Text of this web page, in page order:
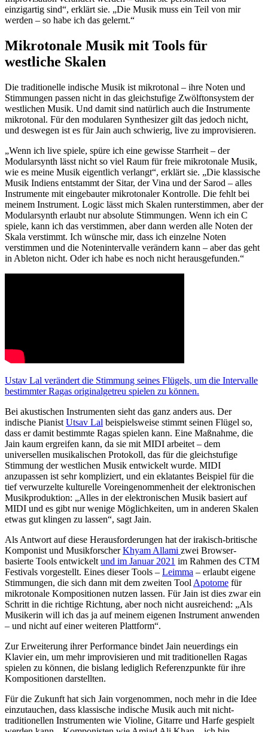
einzigartig sind“, erklärt sie. „Die Musik muss ein Teil von mir
werden – so habe ich das gelernt.“
Mikrotonale Musik mit Tools für
westliche Skalen
Die traditionelle indische Musik ist mikrotonal – ihre Noten und
Stimmungen passen nicht in das gleichstufige Zwölftonsystem der
westlichen Musik. Und damit sind natürlich auch die Instrumente
mikrotonal. Für den modularen Synthesizer gilt das jedoch nicht,
und deswegen ist es für Jain auch schwierig, live zu improvisieren.
„Wenn ich live spiele, spüre ich eine gewisse Starrheit – der
Modularsynth lässt nicht so viel Raum für freie mikrotonale Musik,
wie es meine Musik eigentlich verlangt“, erklärt sie. „Die klassische
Musik Indiens entstammt der Sitar, der Vina und der Sarod – alles
Instrumente mit eingebauter mikrotonaler Kontrolle. Die fehlt bei
meinem Instrument. Logic lässt mich Skalen runterstimmen, aber der
Modularsynth erlaubt nur absolute Stimmungen. Wenn ich ein C
spiele, kann ich das verstimmen, aber dann werden alle Noten der
Skala verstimmt. Ich wünsche mir, dass ich einzelne Noten
verstimmen und die Notenintervalle verändern kann – aber das geht
in Ableton nicht. Oder ich habe es noch nicht herausgefunden.“
Ustav Lal verändert die Stimmung seines Flügels, um die Intervalle
bestimmter Ragas originalgetreu spielen zu können.
Bei akustischen Instrumenten sieht das ganz anders aus. Der
indische Pianist Utsav Lal beispielsweise stimmt seinen Flügel so,
dass er damit bestimmte Ragas spielen kann. Eine Maßnahme, die
Jain kaum ergreifen kann, da sie mit MIDI arbeitet – dem
universellen musikalischen Protokoll, das für die gleichstufige
Stimmung der westlichen Musik entwickelt wurde. MIDI
anzupassen ist sehr kompliziert, und ein eklatantes Beispiel für die
tief verwurzelte kulturelle Voreingenommenheit der elektronischen
Musikproduktion: „Alles in der elektronischen Musik basiert auf
MIDI und es gibt nur wenige Möglichkeiten, um in anderen Skalen
etwas gut klingen zu lassen“, sagt Jain.
Als Antwort auf diese Herausforderungen hat der irakisch-britische
Komponist und MusikforscherKhyam Allami zwei Browser-
basierte Tools entwickelt und im Januar 2021 im Rahmen des CTM
Festivals vorgestellt. Eines dieser Tools – Leimma – erlaubt eigene
Stimmungen, die sich dann mit dem zweiten Tool Apotome für
mikrotonale Kompositionen nutzen lassen. Für Jain ist dies zwar ein
Schritt in die richtige Richtung, aber noch nicht ausreichend: „Als
Musikerin will ich das ja auf meinem eigenen Instrument anwenden
– und nicht auf einer weiteren Plattform“.
Zur Erweiterung ihrer Performance bindet Jain neuerdings ein
Klavier ein, um mehr improvisieren und mit traditionellen Ragas
spielen zu können, die bislang lediglich Referenzpunkte für ihre
Kompositionen darstellten.
Für die Zukunft hat sich Jain vorgenommen, noch mehr in die Idee
einzutauchen, dass klassische indische Musik auch mit nicht-
traditionellen Instrumenten wie Violine, Gitarre und Harfe gespielt